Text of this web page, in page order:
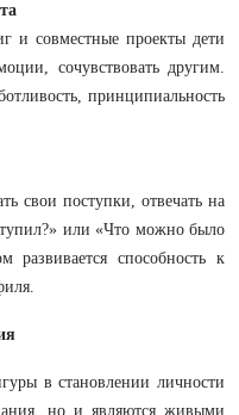
и совместные проекты дети
сочувствовать другим.
принципиальность
свои поступки, отвечать на
или «Что можно было
развивается способность к
в становлении личности
но и являются живыми